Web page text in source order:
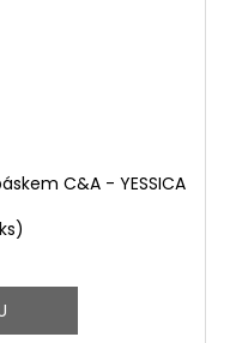
C&A - YESSICA